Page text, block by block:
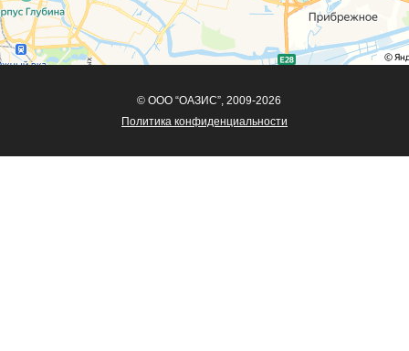
© ООО “ОАЗИС”, 2009-2026
Политика конфиденциальности